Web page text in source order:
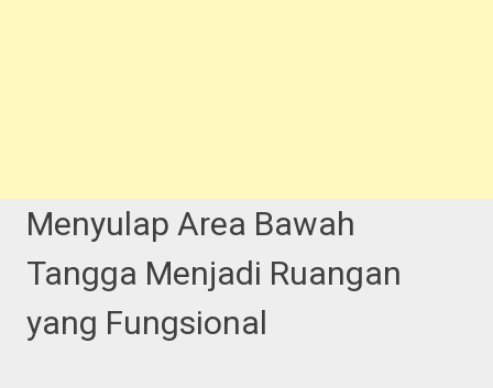
Menyulap Area Bawah
Tangga Menjadi Ruangan
yang Fungsional